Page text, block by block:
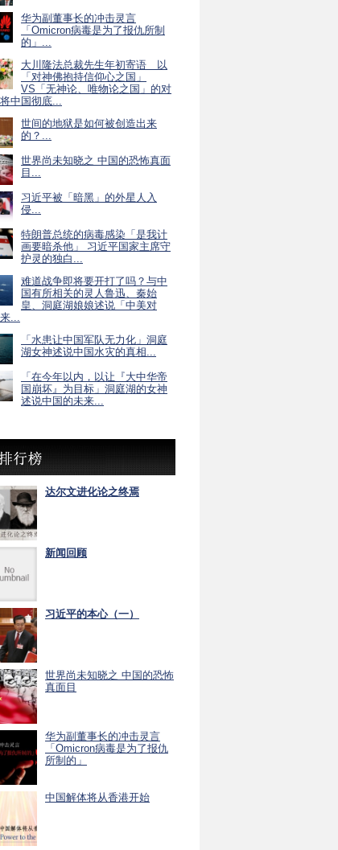
华为副董事长的冲击灵言
「Omicron病毒是为了报仇所制
的」...
大川隆法总裁先生年初寄语 以
「对神佛抱持信仰心之国」
VS「无神论、唯物论之国」的对
中国彻底...
世间的地狱是如何被创造出来
的？...
世界尚未知晓之 中国的恐怖真面
目...
习近平被「暗黑」的外星人入
侵...
特朗普总统的病毒感染「是我计
画要暗杀他」 习近平国家主席守
护灵的独白...
难道战争即将要开打了吗？与中
国有所相关的灵人鲁迅、秦始
皇、洞庭湖娘娘述说「中美对
...
「水患让中国军队无力化」洞庭
湖女神述说中国水灾的真相...
「在今年以内，以让『大中华帝
国崩坏』为目标」洞庭湖的女神
述说中国的未来...
达尔文进化论之终焉
新闻回顾
习近平的本心（一）
世界尚未知晓之 中国的恐怖
真面目
华为副董事长的冲击灵言
「Omicron病毒是为了报仇
所制的」
中国解体将从香港开始